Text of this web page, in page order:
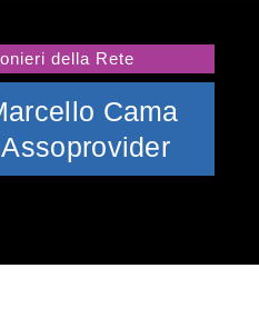
della Rete
Cama